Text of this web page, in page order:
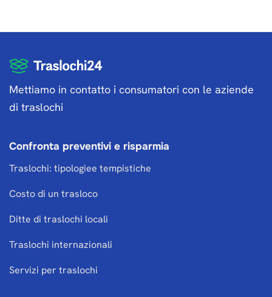
Mettiamo in contatto i consumatori con le aziende
di traslochi
Confronta preventivi e risparmia
Traslochi: tipologiee tempistiche
Costo di un trasloco
Ditte di traslochi locali
Traslochi internazionali
Servizi per traslochi